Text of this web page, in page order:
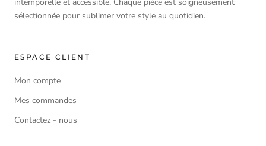
sélectionnée pour sublimer votre style au quotidien.
ESPACE CLIENT
Mon compte
Mes commandes
Contactez - nous